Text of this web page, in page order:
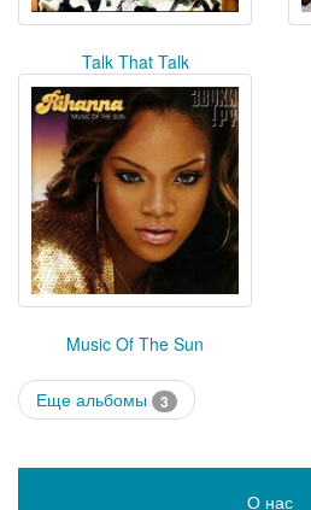
Talk That Talk
Music Of The Sun
Еще альбомы 3
О нас